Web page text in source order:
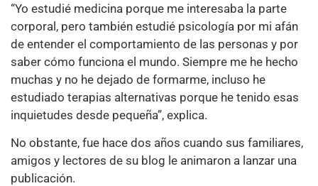
“Yo estudié medicina porque me interesaba la parte
corporal, pero también estudié psicología por mi afán
de entender el comportamiento de las personas y por
saber cómo funciona el mundo. Siempre me he hecho
muchas y no he dejado de formarme, incluso he
estudiado terapias alternativas porque he tenido esas
inquietudes desde pequeña”, explica.
No obstante, fue hace dos años cuando sus familiares,
amigos y lectores de su blog le animaron a lanzar una
publicación.